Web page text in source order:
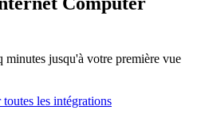
jusqu'à votre première vue
les intégrations